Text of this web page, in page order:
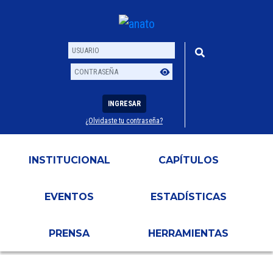
Usuario
Contraseña
INGRESAR
¿Olvidaste tu contraseña?
INSTITUCIONAL CAPÍTULOS
EVENTOS ESTADÍSTICAS
PRENSA HERRAMIENTAS